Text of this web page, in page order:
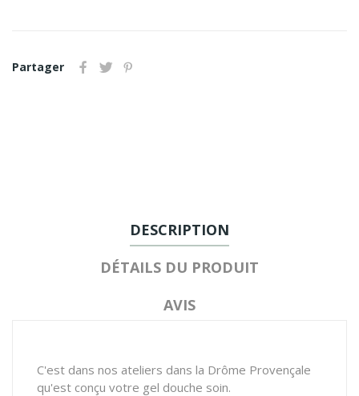
Partager
DESCRIPTION
DÉTAILS DU PRODUIT
AVIS
C'est dans nos ateliers dans la Drôme Provençale
qu'est conçu votre gel douche soin.